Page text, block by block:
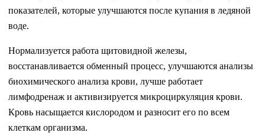
показателей, которые улучшаются после купания в ледяной
воде.
Нормализуется работа щитовидной железы,
восстанавливается обменный процесс, улучшаются анализы
биохимического анализа крови, лучше работает
лимфодренаж и активизируется микроциркуляция крови.
Кровь насыщается кислородом и разносит его по всем
клеткам организма.